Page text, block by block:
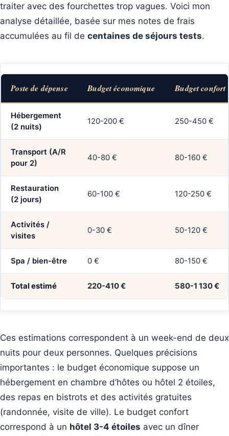
traiter avec des fourchettes trop vagues. Voici mon
analyse détaillée, basée sur mes notes de frais
accumulées au fil de centaines de séjours tests.
Poste de dépense Budget économique Budget confort
Hébergement
(2 nuits)
120-200 € 250-450 €
Transport (A/R
pour 2)
40-80 € 80-160 €
Restauration
(2 jours)
60-100 € 120-250 €
Activités /
visites
0-30 € 50-120 €
Spa / bien-être 0 € 80-150 €
Total estimé 220-410 € 580-1 130 €
Ces estimations correspondent à un week-end de deux
nuits pour deux personnes. Quelques précisions
importantes : le budget économique suppose un
hébergement en chambre d’hôtes ou hôtel 2 étoiles,
des repas en bistrots et des activités gratuites
(randonnée, visite de ville). Le budget confort
correspond à un hôtel 3-4 étoiles avec un dîner